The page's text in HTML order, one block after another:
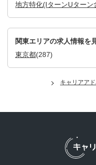
地方特化(IターンUターン
関東エリアの求人情報を
東京都(287)
キャリアア